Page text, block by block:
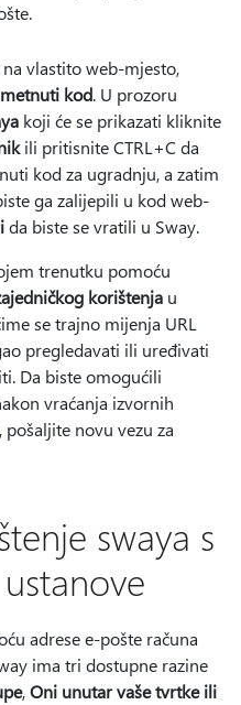
vlastito web-mjesto,
kod. U prozoru
koji će se prikazati kliknite
ili pritisnite CTRL+C da
kod za ugradnju, a zatim
ga zalijepili u kod web-
da biste se vratili u Sway.
trenutku pomoću
korištenja u
se trajno mijenja URL
pregledavati ili uređivati
Da biste omogućili
vraćanja izvornih
novu vezu za
swaya s
adrese e-pošte računa
ima tri dostupne razine
,Oni unutar vaše tvrtke ili